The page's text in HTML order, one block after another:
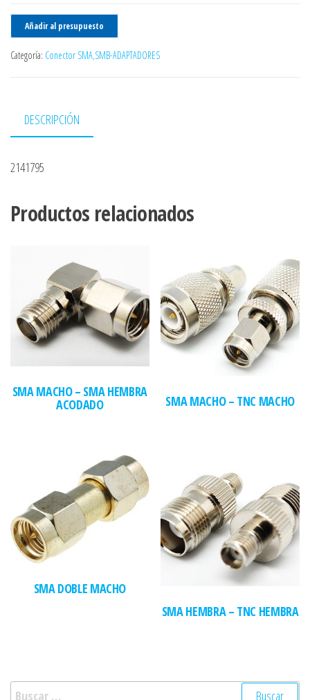
Añadir al presupuesto
Categoría: Conector SMA,SMB-ADAPTADORES
DESCRIPCIÓN
2141795
Productos relacionados
SMA MACHO – SMA HEMBRA
ACODADO SMA MACHO – TNC MACHO
SMA DOBLE MACHO
SMA HEMBRA – TNC HEMBRA
Buscar: